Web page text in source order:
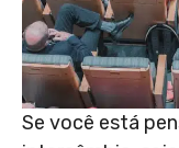
Se você está